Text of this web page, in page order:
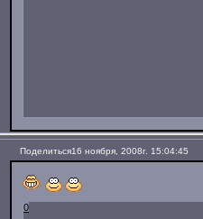
Поделиться16 ноября, 2008г. 15:04:45
0